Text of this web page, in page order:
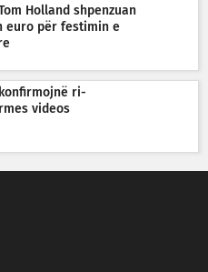
Holland shpenzuan
euro për festimin e
ri-
videos